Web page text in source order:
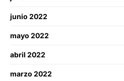
junio 2022
mayo 2022
abril 2022
marzo 2022